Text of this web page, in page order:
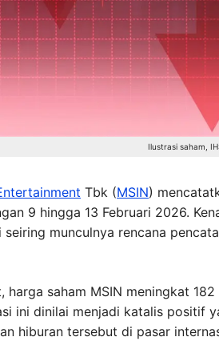
Ilustrasi saham,
Tbk (MSIN)
9 hingga 13 Februari 2026.
seiring munculnya rencana
harga saham MSIN meningkat
ini dinilai menjadi katalis positif
hiburan tersebut di pasar